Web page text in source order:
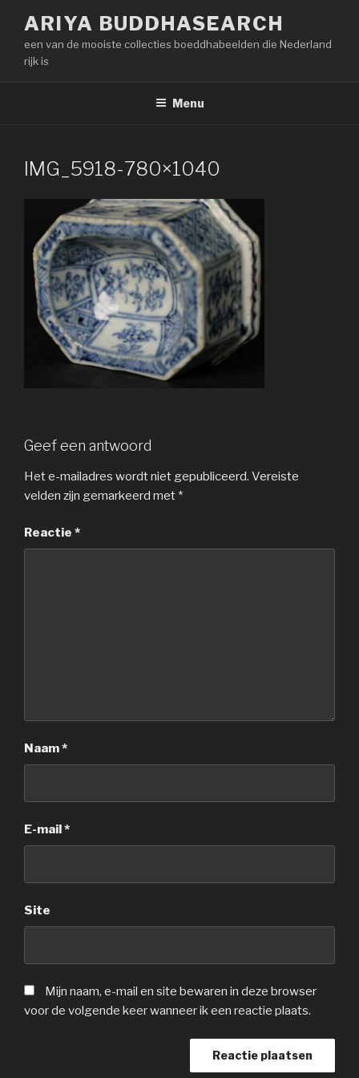
inhoud
springen
ARIYA BUDDHASEARCH
een van de mooiste collecties boeddhabeelden die Nederland
rijk is
Menu
IMG_5918-780×1040
Geef een antwoord
Het e-mailadres wordt niet gepubliceerd. Vereiste
velden zijn gemarkeerd met *
Reactie *
Naam*
E-mail *
Site
Mijn naam, e-mail en site bewaren in deze browser
voor de volgende keer wanneer ik een reactie plaats.